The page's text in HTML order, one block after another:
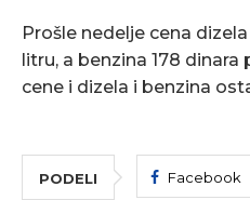
Prošle nedelje cena
litru, a benzina 178 dinara
cene i dizela i benzina
PODELI Facebook